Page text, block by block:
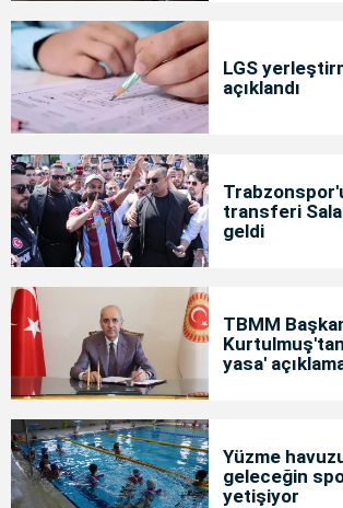
LGS
açıklandı
transferi
geldi
TBMM
yasa'
Yüzme
geleceğin
yetişiyor